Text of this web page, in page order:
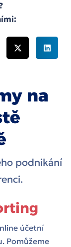
na
podnikání
účetní
Pomůžeme